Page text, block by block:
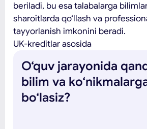
beriladi, bu esa talabalarga
sharoitlarda qo‘llash va
tayyorlanish imkonini beradi.
UK-kreditlar asosida
O‘quv jarayonida
bilim va
bo‘lasiz?